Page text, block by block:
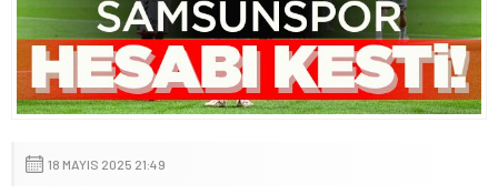
18 MAYIS 2025 21:49